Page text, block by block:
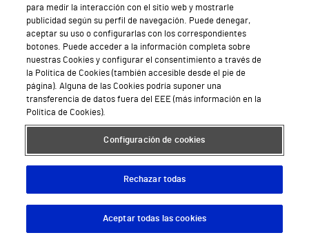
Geriatría en Madrid
Pedir
Cita
Descargar App
para medir la interacción con el sitio web y mostrarle
publicidad según su perfil de navegación. Puede denegar,
aceptar su uso o configurarlas con los correspondientes
botones. Puede acceder a la información completa sobre
nuestras Cookies y configurar el consentimiento a través de
la Política de Cookies (también accesible desde el pie de
página). Alguna de las Cookies podría suponer una
transferencia de datos fuera del EEE (más información en la
Política de Cookies).
Configuración de cookies
Rechazar todas
Aceptar todas las cookies